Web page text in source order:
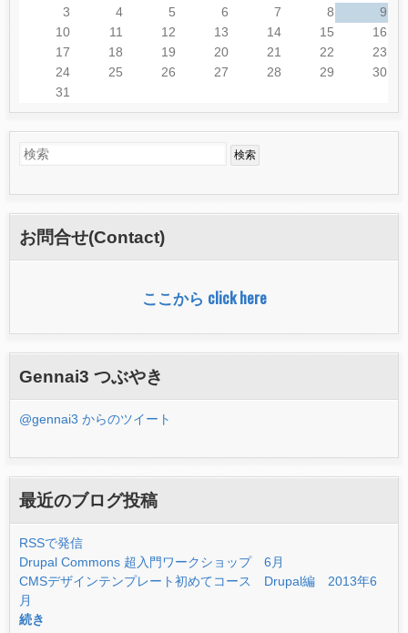
3 4 5 6 7 8
9
10
11 12 13 14 15
16
17
18 19 20 21 22
23
24
25 26 27 28 29
30
31
索
フ
ォ
検
お問合せ(Contact)
ここから click here
Gennai3 つぶやき
@gennai3 からのツイート
最近のブログ投稿
RSSで発信
Drupal Commons 超入門ワークショップ 6月
CMSデザインテンプレート初めてコース Drupal編 2013年6
月
続き